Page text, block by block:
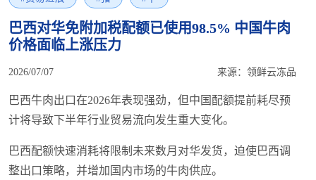
巴西对华免附加税配额已使用98.5% 中国牛肉
价格面临上涨压力
2026/07/07 来源：领鲜云冻品
巴西牛肉出口在2026年表现强劲，但中国配额提前耗尽预
计将导致下半年行业贸易流向发生重大变化。
巴西配额快速消耗将限制未来数月对华发货，迫使巴西调
整出口策略，并增加国内市场的牛肉供应。